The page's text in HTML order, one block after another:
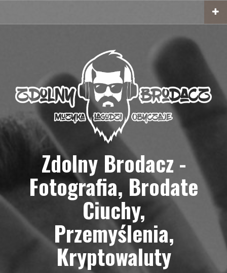
treści
Zdolny Brodacz -
Fotografia, Brodate
Ciuchy,
Przemyślenia,
Kryptowaluty